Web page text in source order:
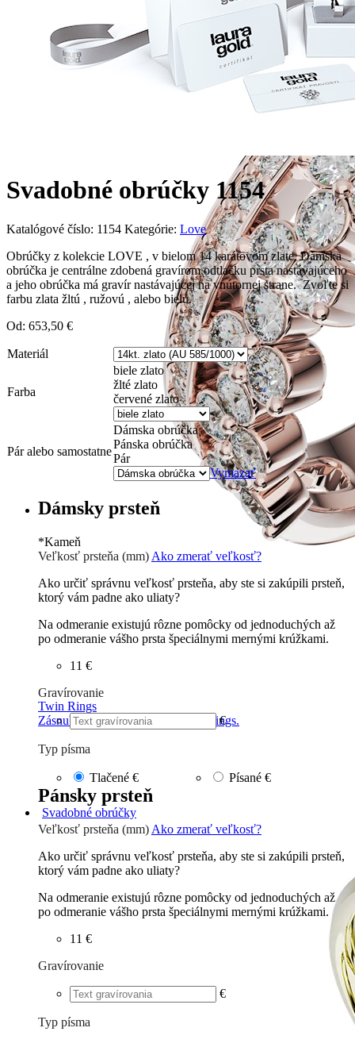
Twin Rings
Zásnubné prstne z kolekcie Twin Rings.
Svadobné obrúčky
Svadobné obrúčky 1154
Katalógové číslo: 1154 Kategórie: Love
Obrúčky z kolekcie LOVE , v bielom 14 karátovom zlate. Dámska
obrúčka je centrálne zdobená gravírom odtlačku prsta nastávajúceho
a jeho obrúčka má gravír nastávajúcej na vnútornej strane. Zvoľte si
farbu zlata žltú , ružovú , alebo bielu.
Od: 653,50 €
Materiál
Farba
biele zlato
žlté zlato
červené zlato
Pár alebo samostatne
Dámska obrúčka
Pánska obrúčka
Pár
Vymazať
Dámsky prsteň
*Kameň
Veľkosť prsteňa (mm) Ako zmerať veľkosť?
Ako určiť správnu veľkosť prsteňa, aby ste si zakúpili prsteň,
ktorý vám padne ako uliaty?
Na odmeranie existujú rôzne pomôcky od jednoduchých až
po odmeranie vášho prsta špeciálnymi mernými krúžkami.
11 €
Gravírovanie
€
Typ písma
Tlačené € Písané €
Pánsky prsteň
Veľkosť prsteňa (mm) Ako zmerať veľkosť?
Ako určiť správnu veľkosť prsteňa, aby ste si zakúpili prsteň,
ktorý vám padne ako uliaty?
Na odmeranie existujú rôzne pomôcky od jednoduchých až
po odmeranie vášho prsta špeciálnymi mernými krúžkami.
11 €
Gravírovanie
€
Typ písma